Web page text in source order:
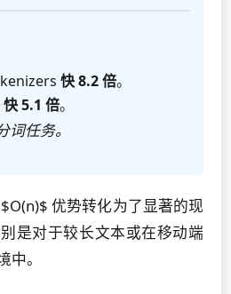
快 8.2 倍。
快 5.1 倍。
任务。
优势转化为了显著的现
是对于较长文本或在移动端
。